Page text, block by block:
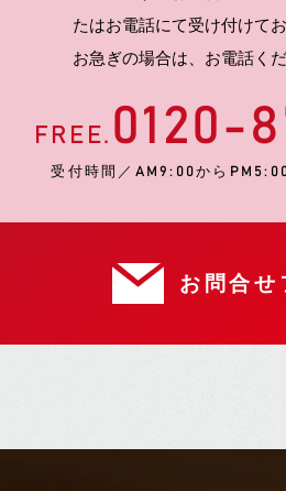
たはお電話にて受け付けてお
お急ぎの場合は、お電話くだ
FREE. 0120-
受付時間／AM9:00から
お問合せ